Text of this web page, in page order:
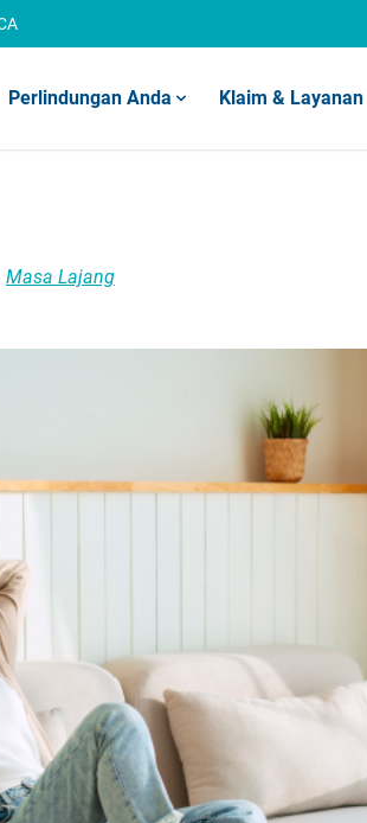
Perlindungan Anda Klaim & Layanan
Masa Lajang